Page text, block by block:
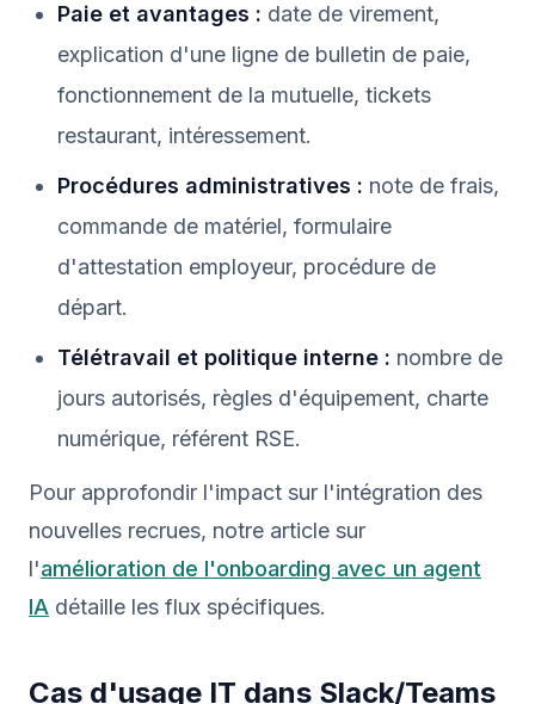
Paie et avantages : date de virement,
explication d'une ligne de bulletin de paie,
fonctionnement de la mutuelle, tickets
restaurant, intéressement.
Procédures administratives : note de frais,
commande de matériel, formulaire
d'attestation employeur, procédure de
départ.
Télétravail et politique interne : nombre de
jours autorisés, règles d'équipement, charte
numérique, référent RSE.
Pour approfondir l'impact sur l'intégration des
nouvelles recrues, notre article sur
l'amélioration de l'onboarding avec un agent
IA détaille les flux spécifiques.
Cas d'usage IT dans Slack/Teams